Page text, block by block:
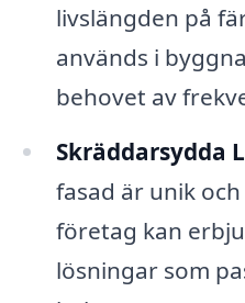
livslängden på
används i
behovet av
Skräddarsydda
fasad är unik
företag kan
lösningar som